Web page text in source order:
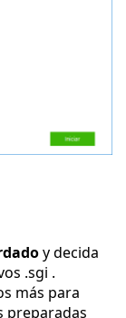
y decida
.sgi .
más para
preparadas